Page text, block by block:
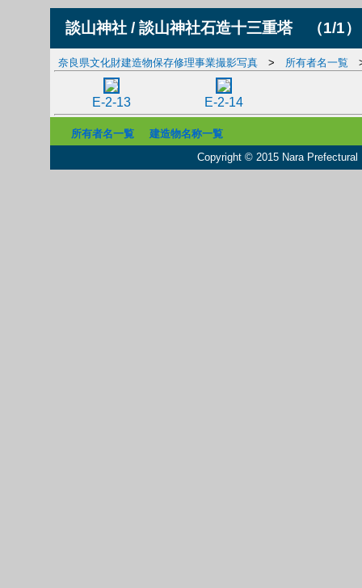
談山神社 / 談山神社石造十三重塔 （1/1）
奈良県文化財建造物保存修理事業撮影写真 > 所有者名一覧
E-2-13 E-2-14
所有者名一覧
建造物名称一覧
Copyright © 2015 Nara